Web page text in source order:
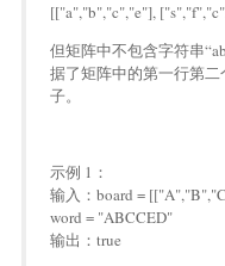
[["a","b","c","e"],
但矩阵中不包含字符串
据了矩阵中的第一行第
子。
示例 1：
输入：board =
word = "ABCCED"
输出：true